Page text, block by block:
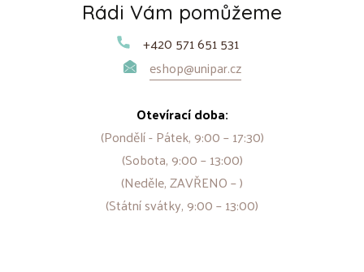
Rádi Vám pomůžeme
+420 571 651 531
eshop@unipar.cz
Otevírací doba:
(Pondělí - Pátek, 9:00 – 17:30)
(Sobota, 9:00 – 13:00)
(Neděle, ZAVŘENO – )
(Státní svátky, 9:00 – 13:00)